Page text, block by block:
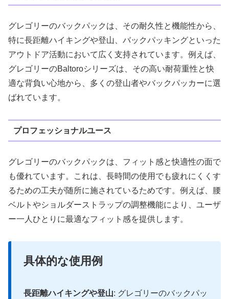
グレゴリーのバックパックは、その耐久性と機能性から、
特に長距離ハイキングや登山、バックパッキングといった
アウトドア活動において広く支持されています。例えば、
グレゴリーのBaltoroシリーズは、その高い耐荷重性と快
適な背負い心地から、多くの登山者やバックパッカーに選
ばれています。
プロフェッショナルユース
グレゴリーのバックパックは、フィット感と快適性の面で
も優れています。これは、長時間の使用でも疲れにくくす
るための工夫が随所に施されているためです。例えば、腰
ベルトやショルダーストラップの調整機能により、ユーザ
ー一人ひとりに最適なフィット感を提供します​。
具体的な使用例
長距離ハイキングや登山: グレゴリーのバックパッ